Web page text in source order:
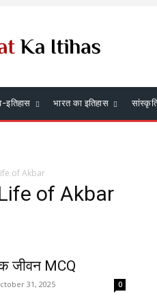
इतिहास भारत का इतिहास
of Akbar
of Akbar
जीवन MCQ
31, 2025 0